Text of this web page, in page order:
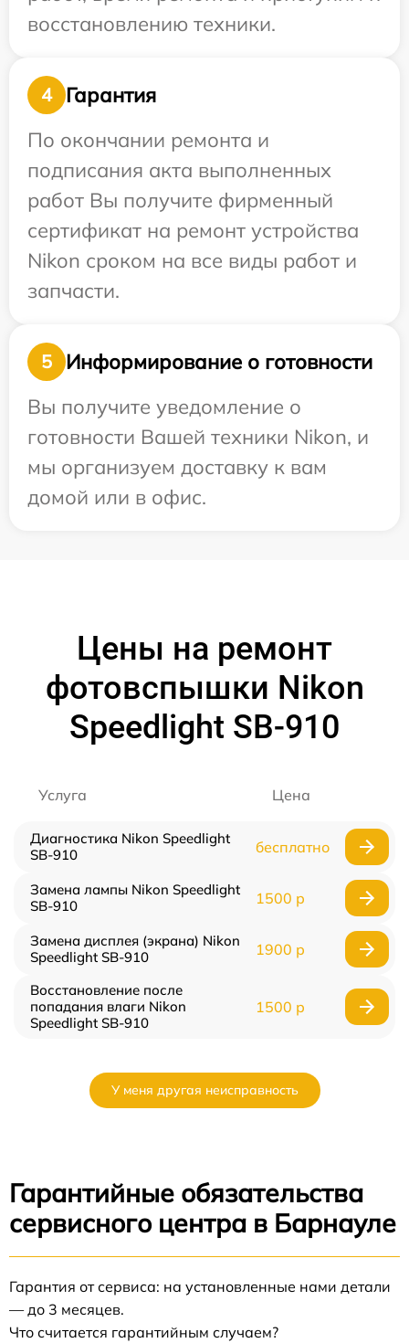
восстановлению техники.
4
Гарантия
По окончании ремонта и
подписания акта выполненных
работ Вы получите фирменный
сертификат на ремонт устройства
Nikon сроком на все виды работ и
запчасти.
5
Информирование о готовности
Вы получите уведомление о
готовности Вашей техники Nikon, и
мы организуем доставку к вам
домой или в офис.
Цены на ремонт
фотовспышки Nikon
Speedlight SB-910
Услуга Цена
Диагностика Nikon Speedlight
SB-910
бесплатно
Замена лампы Nikon Speedlight
SB-910
1500 р
Замена дисплея (экрана) Nikon
Speedlight SB-910
1900 р
Восстановление после
попадания влаги Nikon
Speedlight SB-910
1500 р
У меня другая неисправность
Гарантийные обязательства
сервисного центра в Барнауле
Гарантия от сервиса: на установленные нами детали
— до 3 месяцев.
Что считается гарантийным случаем?